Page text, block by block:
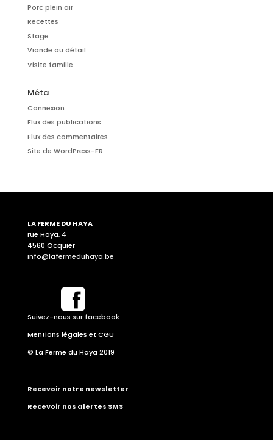
Porc plein air
Recettes
Stage
Viande au détail
Visite famille
Méta
Connexion
Flux des publications
Flux des commentaires
Site de WordPress-FR
LA FERME DU HAYA
rue Haya, 4
4560 Ocquier
info@lafermeduhaya.be
Suivez-nous sur facebook
Mentions légales et CGU
© La Ferme du Haya 2019
Recevoir notre newsletter
Recevoir nos alertes SMS